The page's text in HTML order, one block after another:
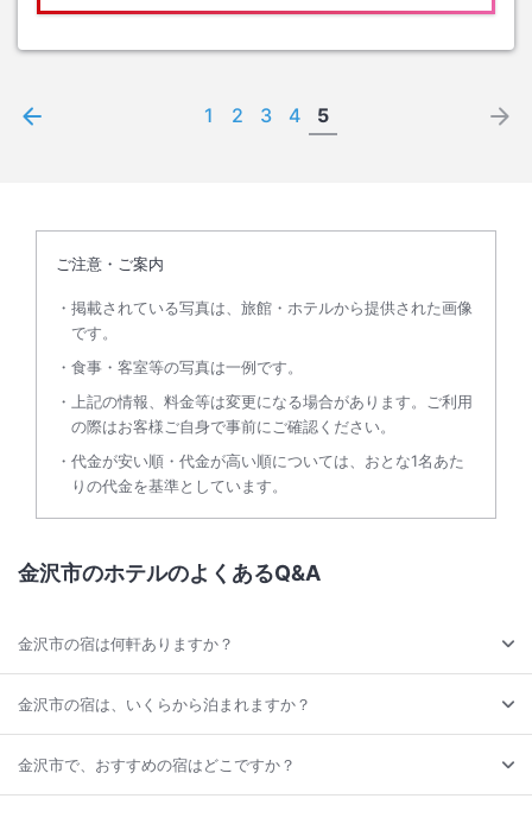
1 2 3 4 5
ご注意・ご案内
掲載されている写真は、旅館・ホテルから提供された画像
です。
食事・客室等の写真は一例です。
上記の情報、料金等は変更になる場合があります。ご利用
の際はお客様ご自身で事前にご確認ください。
代金が安い順・代金が高い順については、おとな1名あた
りの代金を基準としています。
金沢市のホテルのよくあるQ&A
金沢市の宿は何軒ありますか？
金沢市の宿は、いくらから泊まれますか？
金沢市で、おすすめの宿はどこですか？